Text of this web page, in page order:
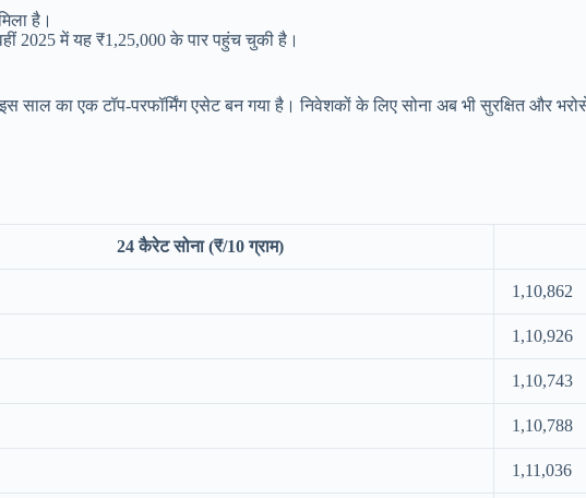
है।
2025 में यह ₹1,25,000 के पार पहुंच चुकी है।
साल का एक टॉप-परफॉर्मिंग एसेट बन गया है। निवेशकों के लिए सोना अब भी सुरक्षित और
24 कैरेट सोना (₹/10 ग्राम)
1,10,862
1,10,926
1,10,743
1,10,788
1,11,036